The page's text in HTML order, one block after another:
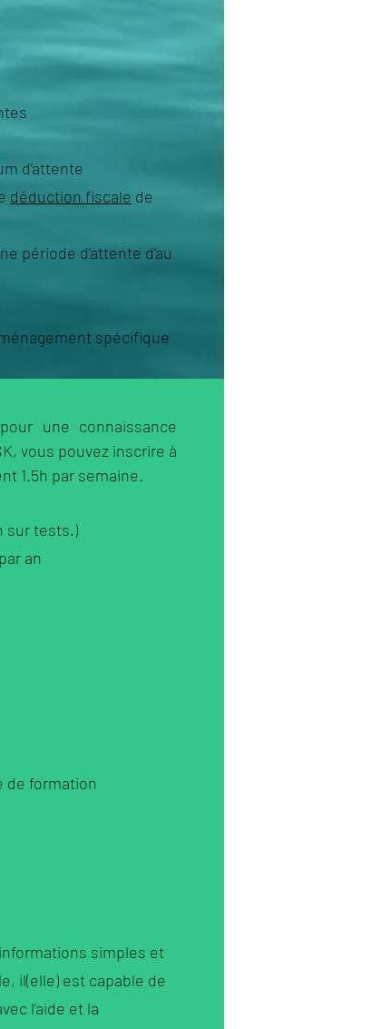
d’attente
déduction fiscale de
période d’attente d’au
spécifique
une connaissance
vous pouvez inscrire à
1.5h par semaine.
sur tests.)
an
de formation
simples et
il(elle) est capable de
l’aide et la